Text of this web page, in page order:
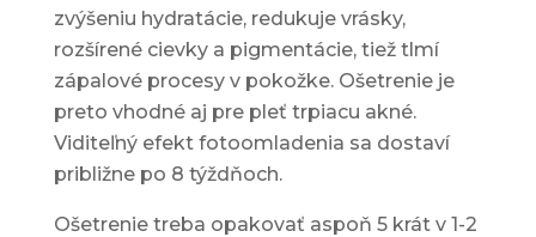
zvýšeniu hydratácie, redukuje vrásky,
rozšírené cievky a pigmentácie, tiež tlmí
zápalové procesy v pokožke. Ošetrenie je
preto vhodné aj pre pleť trpiacu akné.
Viditeľný efekt fotoomladenia sa dostaví
približne po 8 týždňoch.
Ošetrenie treba opakovať aspoň 5 krát v 1-2